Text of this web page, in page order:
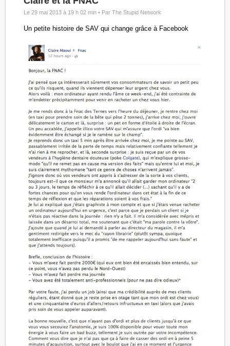
Le 29 mai 2013 à 19 h 02 min • Par The Stupid Network
Un petite histoire de SAV qui change grâce à Facebook